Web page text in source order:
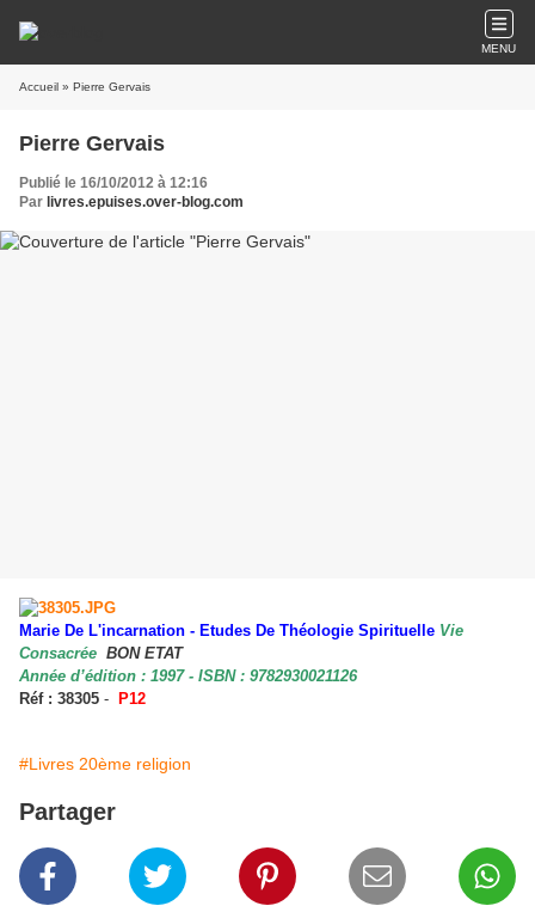
MENU
Accueil » Pierre Gervais
Pierre Gervais
Publié le 16/10/2012 à 12:16
Par livres.epuises.over-blog.com
Marie De L'incarnation - Etudes De Théologie Spirituelle Vie
Consacrée BON ETAT
Année d’édition : 1997 - ISBN : 9782930021126
Réf : 38305 - P12
#Livres 20ème religion
Partager